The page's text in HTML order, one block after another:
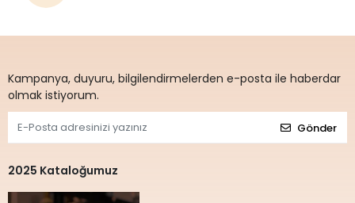
Kampanya, duyuru, bilgilendirmelerden e-posta ile haberdar
olmak istiyorum.
Gönder
2025 Kataloğumuz